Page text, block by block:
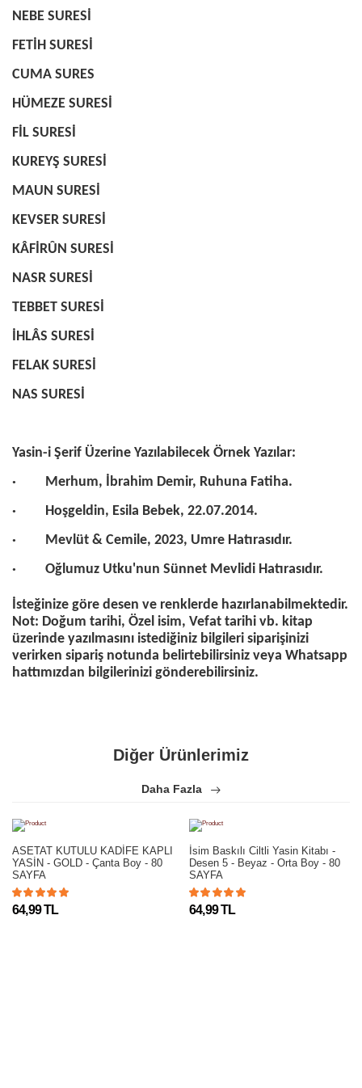
NEBE SURESİ
FETİH SURESİ
CUMA SURES
HÜMEZE SURESİ
FİL SURESİ
KUREYŞ SURESİ
MAUN SURESİ
KEVSER SURESİ
KÂFİRÛN SURESİ
NASR SURESİ
TEBBET SURESİ
İHLÂS SURESİ
FELAK SURESİ
NAS SURESİ
Yasin-i Şerif Üzerine Yazılabilecek Örnek Yazılar:
· Merhum, İbrahim Demir, Ruhuna Fatiha.
· Hoşgeldin, Esila Bebek, 22.07.2014.
· Mevlüt & Cemile, 2023, Umre Hatırasıdır.
· Oğlumuz Utku'nun Sünnet Mevlidi Hatırasıdır.
İsteğinize göre desen ve renklerde hazırlanabilmektedir.
Not: Doğum tarihi, Özel isim, Vefat tarihi vb. kitap
üzerinde yazılmasını istediğiniz bilgileri siparişinizi
verirken sipariş notunda belirtebilirsiniz veya Whatsapp
hattımızdan bilgilerinizi gönderebilirsiniz.
Diğer Ürünlerimiz
Daha Fazla
ASETAT KUTULU KADİFE KAPLI
YASİN - GOLD - Çanta Boy - 80
SAYFA
64,99 TL
İsim Baskılı Ciltli Yasin Kitabı -
Desen 5 - Beyaz - Orta Boy - 80
SAYFA
64,99 TL